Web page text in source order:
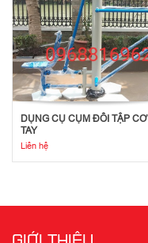
DỤNG CỤ CỤM ĐÔI TẬP CƠ
TAY
Liên hệ